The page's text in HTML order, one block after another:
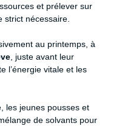
et prélever sur
strict nécessaire.
au printemps, à
, juste avant leur
l’énergie vitale et les
les jeunes pousses et
de solvants pour